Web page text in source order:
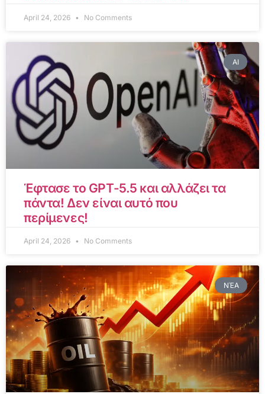
April 24, 2026 No Comments
AI
Έφτασε το GPT-5.5 και αλλάζει τα
πάντα! Δεν είναι αυτό που
περίμενες!
April 24, 2026 No Comments
ΝΈΑ